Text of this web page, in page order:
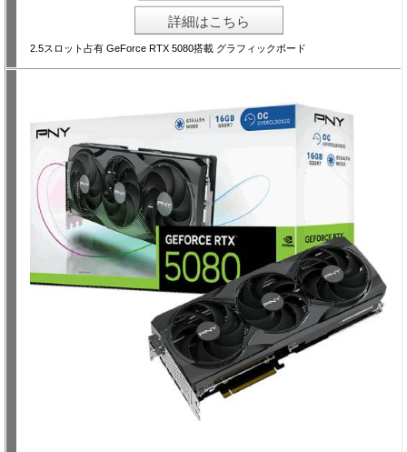
詳細はこちら
2.5スロット占有 GeForce RTX 5080搭載 グラフィックボード